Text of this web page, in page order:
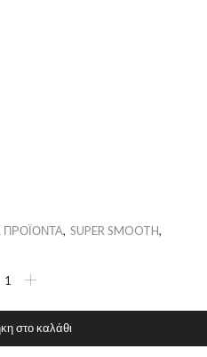
ΠΡΟΪΟΝΤΑ, SUPER SMOOTH,
στο καλάθι